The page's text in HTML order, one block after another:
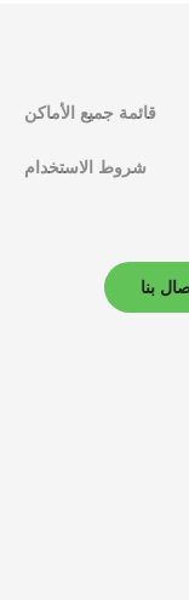
قائمة جميع الأماكن
شروط الاستخدام
بنا